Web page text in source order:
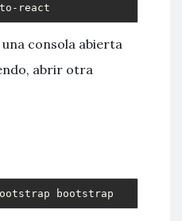
react
consola abierta
abrir otra
bootstrap